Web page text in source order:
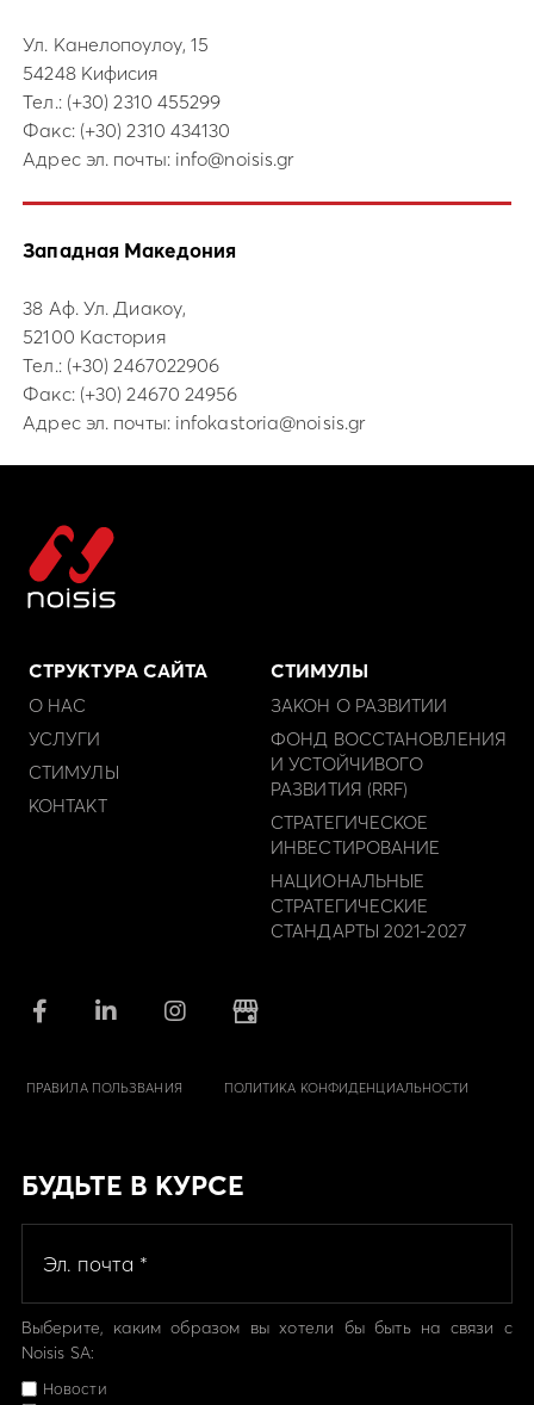
Ул. Канелопоулоу, 15
54248 Кифисия
Тел.: (+30) 2310 455299
Факс: (+30) 2310 434130
Адрес эл. почты: info@noisis.gr
Западная Македония
38 Аф. Ул. Диакоу,
52100 Кастория
Тел.: (+30) 2467022906
Факс: (+30) 24670 24956
Адрес эл. почты: infokastoria@noisis.gr
СТРУКТУРА САЙТА
О НАС
УСЛУГИ
СТИМУЛЫ
КОНТАКТ
СТИМУЛЫ
ЗАКОН О РАЗВИТИИ
ФОНД ВОССТАНОВЛЕНИЯ
И УСТОЙЧИВОГО
РАЗВИТИЯ (RRF)
СТРАТЕГИЧЕСКОЕ
ИНВЕСТИРОВАНИЕ
НАЦИОНАЛЬНЫЕ
СТРАТЕГИЧЕСКИЕ
СТАНДАРТЫ 2021-2027
ПРАВИЛА ПОЛЬЗВАНИЯ ПОЛИТИКА КОНФИДЕНЦИАЛЬНОСТИ
БУДЬТЕ В КУРСЕ
Выберите, каким образом вы хотели бы быть на связи с
Noisis SA:
Новости